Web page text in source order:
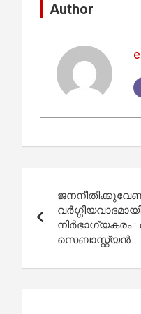
Author
navigation
നിര്‍ഭാഗ്യകരം
സെബാസ്റ്റ്യൻ